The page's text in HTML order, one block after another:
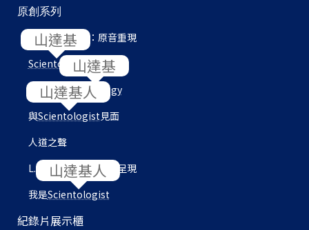
原創系列
L. 羅恩 賀伯特：原音重現
Scientology 內部
目的地：Scientology
與Scientologist見面
人道之聲
L. 羅恩 賀伯特圖書館呈現
我是Scientologist
紀錄片展示櫃